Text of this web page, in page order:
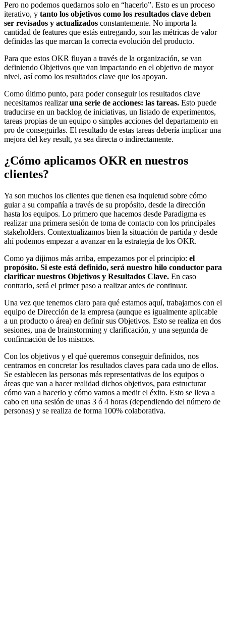
Pero no podemos quedarnos solo en “hacerlo”. Esto es un proceso
iterativo, y tanto los objetivos como los resultados clave deben
ser revisados y actualizados constantemente. No importa la
cantidad de features que estás entregando, son las métricas de valor
definidas las que marcan la correcta evolución del producto.
Para que estos OKR fluyan a través de la organización, se van
definiendo Objetivos que van impactando en el objetivo de mayor
nivel, así como los resultados clave que los apoyan.
Como último punto, para poder conseguir los resultados clave
necesitamos realizaruna serie de acciones: las tareas. Esto puede
traducirse en un backlog de iniciativas, un listado de experimentos,
tareas propias de un equipo o simples acciones del departamento en
pro de conseguirlas. El resultado de estas tareas debería implicar una
mejora del key result, ya sea directa o indirectamente.
¿Cómo aplicamos OKR en nuestros
clientes?
Ya son muchos los clientes que tienen esa inquietud sobre cómo
guiar a su compañía a través de su propósito, desde la dirección
hasta los equipos. Lo primero que hacemos desde Paradigma es
realizar una primera sesión de toma de contacto con los principales
stakeholders. Contextualizamos bien la situación de partida y desde
ahí podemos empezar a avanzar en la estrategia de los OKR.
Como ya dijimos más arriba, empezamos por el principio: el
propósito. Si este está definido, será nuestro hilo conductor para
clarificar nuestros Objetivos y Resultados Clave. En caso
contrario, será el primer paso a realizar antes de continuar.
Una vez que tenemos claro para qué estamos aquí, trabajamos con el
equipo de Dirección de la empresa (aunque es igualmente aplicable
a un producto o área) en definir sus Objetivos. Esto se realiza en dos
sesiones, una de brainstorming y clarificación, y una segunda de
confirmación de los mismos.
Con los objetivos y el qué queremos conseguir definidos, nos
centramos en concretar los resultados claves para cada uno de ellos.
Se establecen las personas más representativas de los equipos o
áreas que van a hacer realidad dichos objetivos, para estructurar
cómo van a hacerlo y cómo vamos a medir el éxito. Esto se lleva a
cabo en una sesión de unas 3 ó 4 horas (dependiendo del número de
personas) y se realiza de forma 100% colaborativa.